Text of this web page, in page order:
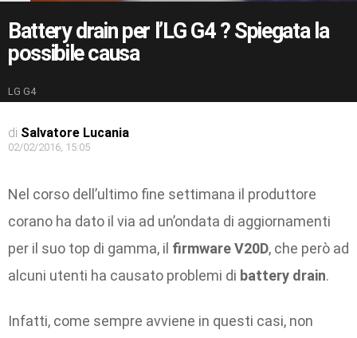
Battery drain per l’LG G4 ? Spiegata la
possibile causa
LG G4
di Salvatore Lucania
02/02/2016, 15:05
Nel corso dell’ultimo fine settimana il produttore
corano ha dato il via ad un’ondata di aggiornamenti
per il suo top di gamma, il firmware V20D, che però ad
alcuni utenti ha causato problemi di battery drain.
Infatti, come sempre avviene in questi casi, non